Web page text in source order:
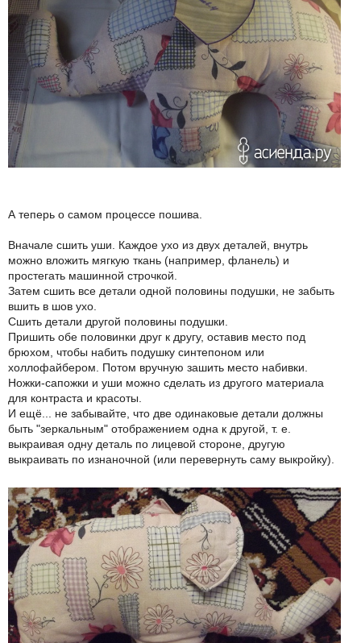
А теперь о самом процессе пошива.
Вначале сшить уши. Каждое ухо из двух деталей, внутрь
можно вложить мягкую ткань (например, фланель) и
простегать машинной строчкой.
Затем сшить все детали одной половины подушки, не забыть
вшить в шов ухо.
Сшить детали другой половины подушки.
Пришить обе половинки друг к другу, оставив место под
брюхом, чтобы набить подушку синтепоном или
холлофайбером. Потом вручную зашить место набивки.
Ножки-сапожки и уши можно сделать из другого материала
для контраста и красоты.
И ещё... не забывайте, что две одинаковые детали должны
быть "зеркальным" отображением одна к другой, т. е.
выкраивая одну деталь по лицевой стороне, другую
выкраивать по изнаночной (или перевернуть саму выкройку).